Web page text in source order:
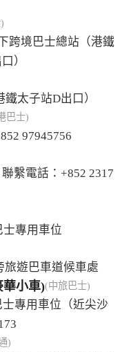
跨境巴士總站（港鐵
）
太子站D出口）
巴士)
97945756
繫電話：+852 2317
專用車位
旅遊巴車道候車處
華小車)(中旅巴士)
專用車位（近尖沙
)